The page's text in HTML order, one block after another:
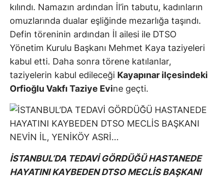
kılındı. Namazın ardından İl’in tabutu, kadınların
omuzlarında dualar eşliğinde mezarlığa taşındı.
Defin töreninin ardından İl ailesi ile DTSO
Yönetim Kurulu Başkanı Mehmet Kaya taziyeleri
kabul etti. Daha sonra törene katılanlar,
taziyelerin kabul edileceği Kayapınar ilçesindeki
Orfioğlu Vakfı Taziye Evine geçti.
İSTANBUL’DA TEDAVİ GÖRDÜĞÜ HASTANEDE
HAYATINI KAYBEDEN DTSO MECLİS BAŞKANI